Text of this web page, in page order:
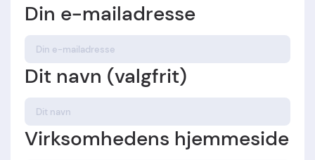
Din e-mailadresse
Dit navn (valgfrit)
Virksomhedens hjemmeside